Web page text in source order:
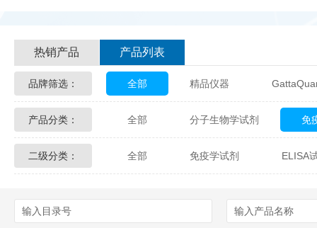
热销产品 产品列表
品牌筛选： 全部 精品仪器
Glycon Biochem Sterlitech
Echelon Biosciences Verichem
产品分类： 全部 分子生物学试剂 免
化学及生物化学试剂 材料学试剂
二级分类： 全部 免疫学试剂 ELISA